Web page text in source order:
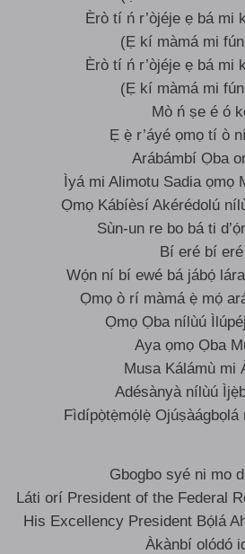
Èrò tí ń r’òjéje ẹ bá mi
(Ẹ kí màmá mi
Èrò tí ń r’òjéje ẹ bá mi
(Ẹ kí màmá mi
Mò ń ṣe é ó
Ẹ ẹ̀ r’áyé ọmọ tí ò
Arábámbí Ọba
Ìyá mi Alimotu Sadia ọmọ
Ọmọ Kábíèsí Akérédolú
Sùn-un re bo bá ti
Bí eré bí eré
Wọ́n ní bí ewé bá jábọ́
Ọmọ ò rí màmá ẹ̀ mọ́
Ọmọ Ọba nílùú
Aya ọmọ Ọba
Musa Kálámù mi
Adésànyà nílùú
Fìdípọ̀tẹ̀mọ́lẹ̀
Gbogbo syé ni mo
Láti orí President of the Federal
His Excellency President Bọ́lá
Àkànbí olódó